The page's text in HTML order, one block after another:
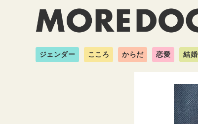
ジェンダー こころ からだ 恋愛 結婚